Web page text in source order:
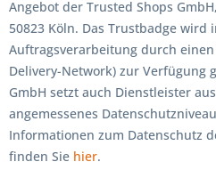
Angebot der Trusted Shops
50823 Köln. Das Trustbadge wird
Auftragsverarbeitung durch
Delivery-Network) zur Verfügung
GmbH setzt auch Dienstleister
angemessenes
Informationen zum Datenschutz
finden Sie hier.